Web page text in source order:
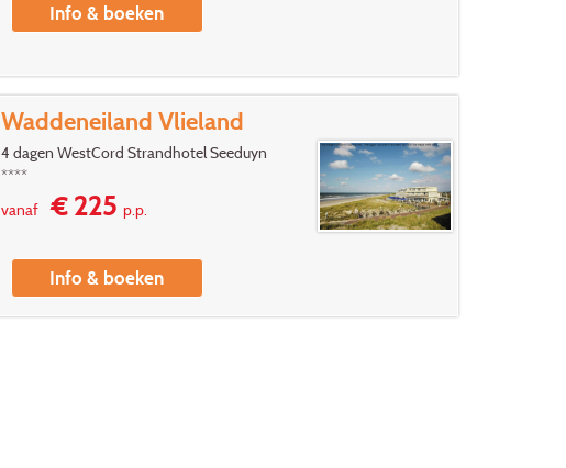
Info & boeken
Waddeneiland Vlieland
4 dagen WestCord Strandhotel Seeduyn
****
vanaf € 225 p.p.
Info & boeken